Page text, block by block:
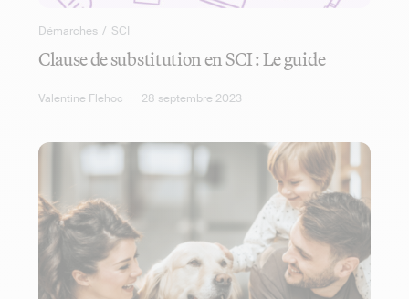
Démarches / SCI
Clause de substitution en SCI : Le guide
Valentine Flehoc 28 septembre 2023